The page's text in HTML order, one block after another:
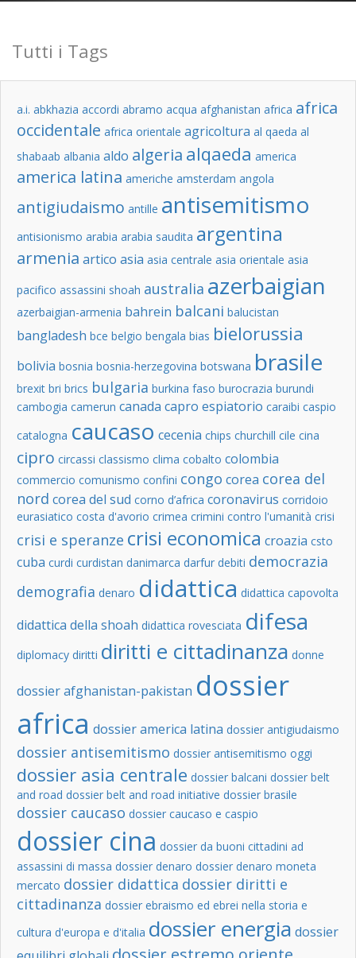
Tutti i Tags
a.i. abkhazia accordi abramo acqua afghanistan africa africa
occidentale africa orientale agricoltura al qaeda al
shabaab albania aldo algeria alqaeda america
america latina americhe amsterdam angola
antigiudaismo antille antisemitismo
antisionismo arabia arabia saudita argentina
armenia artico asia asia centrale asia orientale asia
pacifico assassini shoah australia azerbaigian
azerbaigian-armenia bahrein balcani balucistan
bangladesh bce belgio bengala bias bielorussia
bolivia bosnia bosnia-herzegovina botswana brasile
brexit bri brics bulgaria burkina faso burocrazia burundi
cambogia camerun canada capro espiatorio caraibi caspio
catalogna caucaso cecenia chips churchill cile cina
cipro circassi classismo clima cobalto colombia
commercio comunismo confini congo corea corea del
nord corea del sud corno d’africa coronavirus corridoio
eurasiatico costa d'avorio crimea crimini contro l'umanità crisi
crisi e speranze crisi economica croazia csto
cuba curdi curdistan danimarca darfur debiti democrazia
demografia denaro didattica didattica capovolta
didattica della shoah didattica rovesciata difesa
diplomacy diritti diritti e cittadinanza donne
dossier afghanistan-pakistan dossier
africa dossier america latina dossier antigiudaismo
dossier antisemitismo dossier antisemitismo oggi
dossier asia centrale dossier balcani dossier belt
and road dossier belt and road initiative dossier brasile
dossier caucaso dossier caucaso e caspio
dossier cina dossier da buoni cittadini ad
assassini di massa dossier denaro dossier denaro moneta
mercato dossier didattica dossier diritti e
cittadinanza dossier ebraismo ed ebrei nella storia e
cultura d'europa e d'italia dossier energia dossier